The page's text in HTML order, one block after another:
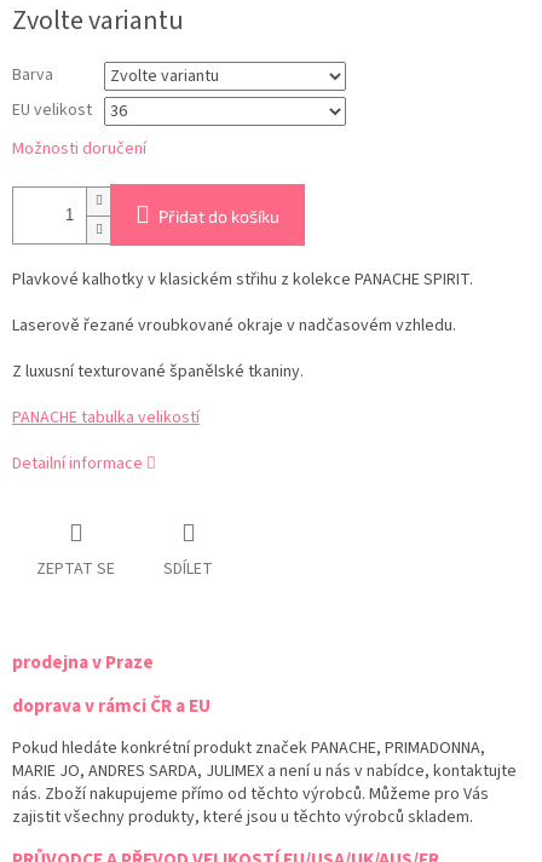
cena:
Zvolte variantu
Barva
EU velikost
Možnosti doručení
Přidat do košíku
Plavkové kalhotky v klasickém střihu z kolekce PANACHE SPIRIT.
Laserově řezané vroubkované okraje v nadčasovém vzhledu.
Z luxusní texturované španělské tkaniny.
PANACHE tabulka velikostí
Detailní informace
ZEPTAT SE SDÍLET
prodejna v Praze
doprava v rámci ČR a EU
Pokud hledáte konkrétní produkt značek PANACHE, PRIMADONNA,
MARIE JO, ANDRES SARDA, JULIMEX a není u nás v nabídce, kontaktujte
nás. Zboží nakupujeme přímo od těchto výrobců. Můžeme pro Vás
zajistit všechny produkty, které jsou u těchto výrobců skladem.